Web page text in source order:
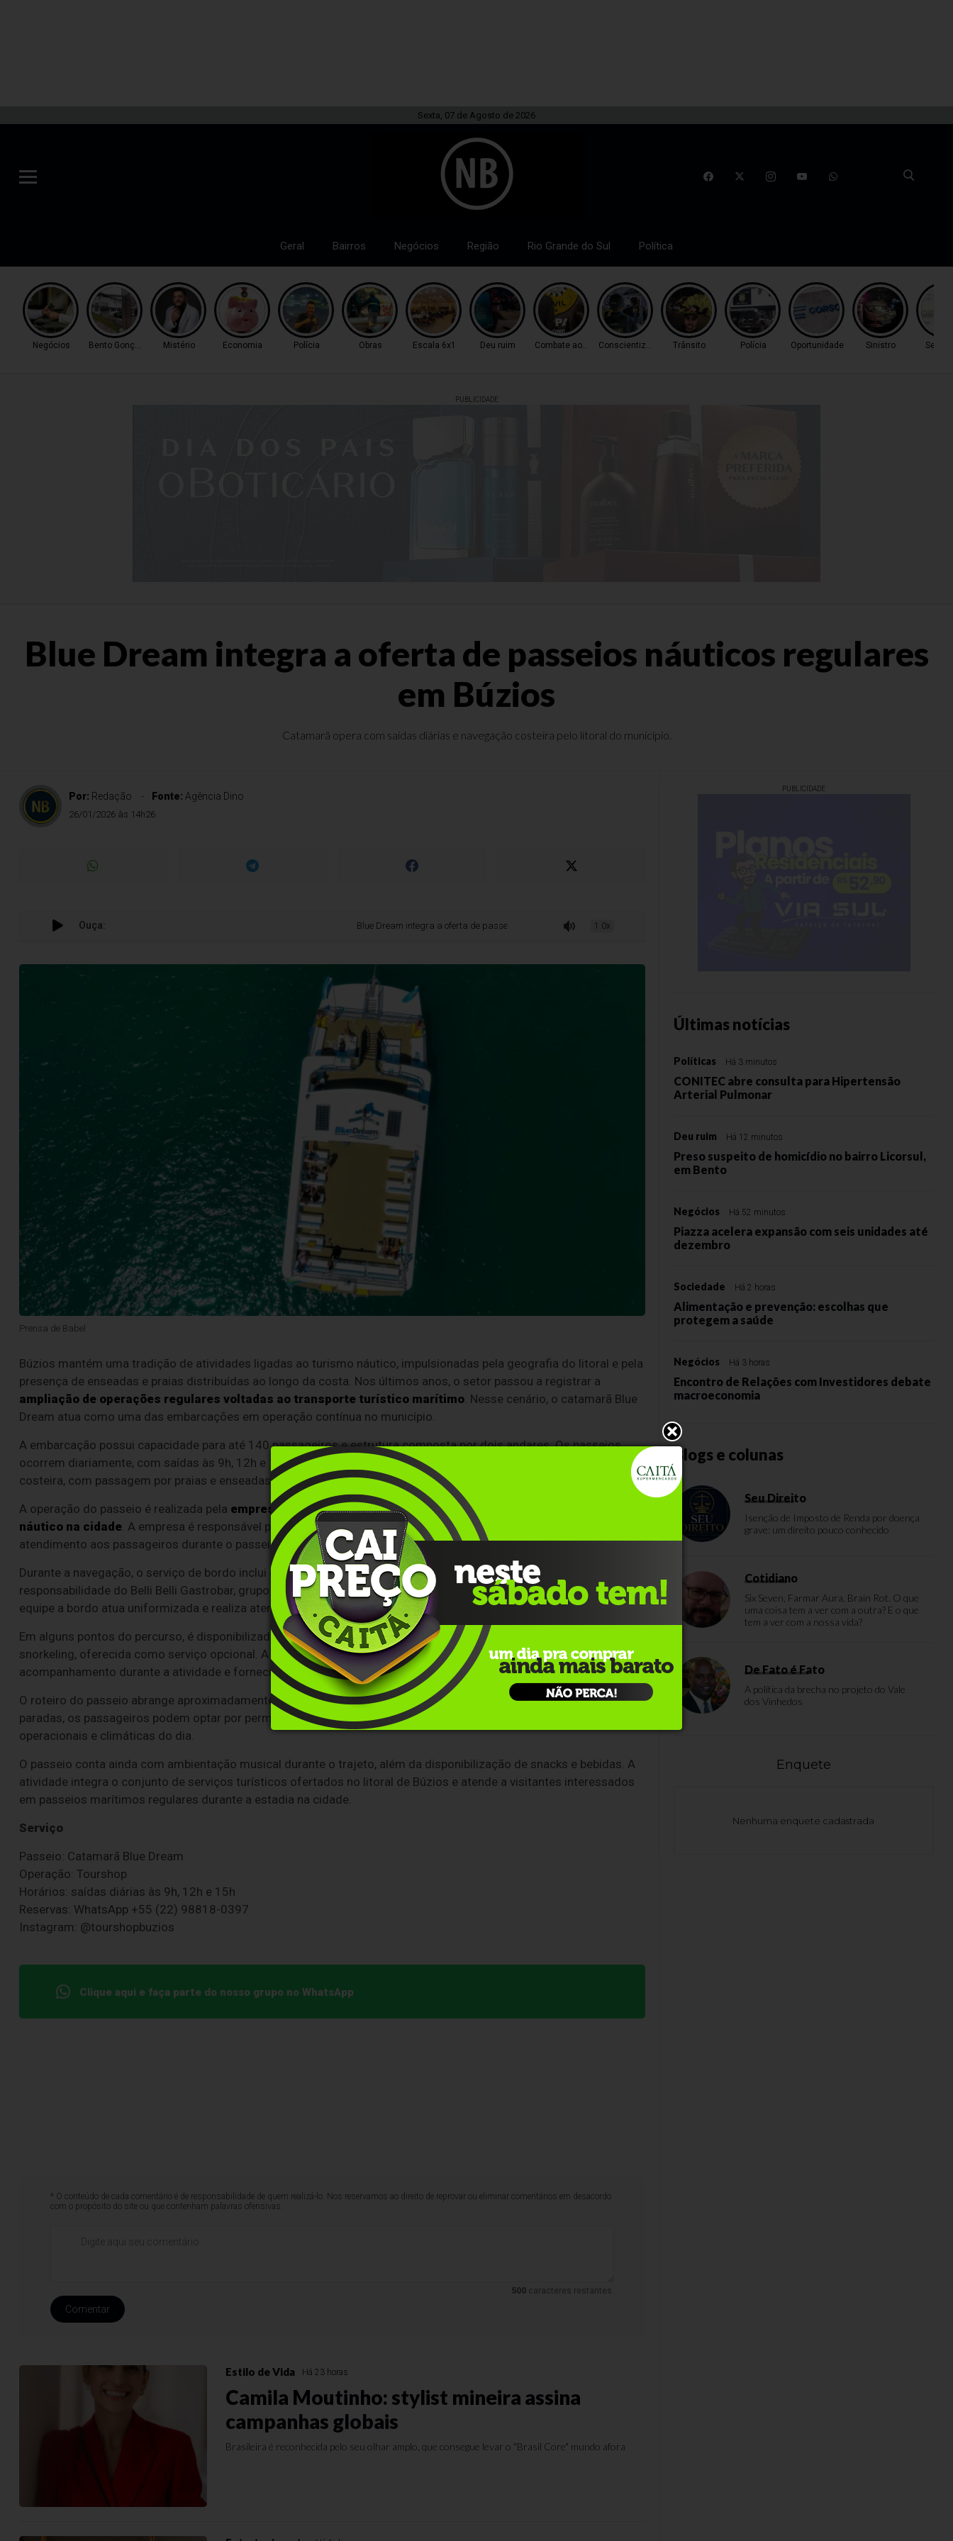
Sexta, 07 de Agosto de 2026
Geral Bairros Negócios Região Rio Grande do Sul Política
Negócios Bento Gonçalves Mistério Economia Polícia Obras Escala 6x1 Deu ruim Combate ao TráficoConscientização Trânsito Polícia Oportunidade Sinistro Seu
PUBLICIDADE
Blue Dream integra a oferta de passeios náuticos regulares
em Búzios
Catamarã opera com saídas diárias e navegação costeira pelo litoral do município.
Por: Redação Fonte: Agência Dino
26/01/2026 às 14h26
Ouça: Blue Dream integra a oferta de passeios náuticos regulares em Búzios
1.0x
Prensa de Babel
Búzios mantém uma tradição de atividades ligadas ao turismo náutico, impulsionadas pela geografia do litoral e pela
presença de enseadas e praias distribuídas ao longo da costa. Nos últimos anos, o setor passou a registrar a
ampliação de operações regulares voltadas ao transporte turístico marítimo . Nesse cenário, o catamarã Blue
Dream atua como uma das embarcações em operação contínua no município.
A embarcação possui capacidade para até 140 passageiros e estrutura composta por dois andares. Os passeios
ocorrem diariamente, com saídas às 9h, 12h e 15h, partindo do litoral de Búzios. O roteiro consiste em navegação
costeira, com passagem por praias e enseadas do município, além de paradas programadas para banho.
A operação do passeio é realizada pela empresa Tourshop, que atua no segmento de turismo receptivo e
náutico na cidade . A empresa é responsável pela organização logística do embarque, condução do trajeto e
atendimento aos passageiros durante o passeio.
Durante a navegação, o serviço de bordo inclui oferta de bebidas e alimentos, com operação do bar e da cozinha sob
responsabilidade do Belli Belli Gastrobar, grupo com estabelecimentos comerciais em funcionamento em Búzios. A
equipe a bordo atua uniformizada e realiza atendimento em três idiomas.
Em alguns pontos do percurso, é disponibilizada aos passageiros a possibilidade de participação em atividade de
snorkeling, oferecida como serviço opcional. A prática é conduzida por instrutores credenciados, com
acompanhamento durante a atividade e fornecimento de orientações de segurança.
O roteiro do passeio abrange aproximadamente 12 praias e enseadas ao longo da costa do município. Durante as
paradas, os passageiros podem optar por permanecer na embarcação ou acessar a água, conforme as condições
operacionais e climáticas do dia.
O passeio conta ainda com ambientação musical durante o trajeto, além da disponibilização de snacks e bebidas. A
atividade integra o conjunto de serviços turísticos ofertados no litoral de Búzios e atende a visitantes interessados
em passeios marítimos regulares durante a estadia na cidade.
Serviço
Passeio: Catamarã Blue Dream
Operação: Tourshop
Horários: saídas diárias às 9h, 12h e 15h
Reservas: WhatsApp +55 (22) 98818-0397
Instagram: @tourshopbuzios
Clique aqui e faça parte do nosso grupo no WhatsApp
* O conteúdo de cada comentário é de responsabilidade de quem realizá-lo. Nos reservamos ao direito de reprovar ou eliminar comentários em desacordo
com o propósito do site ou que contenham palavras ofensivas.
500caracteres restantes.
Comentar
Estilo de Vida Há 23 horas
Camila Moutinho: stylist mineira assina
campanhas globais
Brasileira é reconhecida pelo seu olhar amplo, que consegue levar o "Brasil Core" mundo afora
PUBLICIDADE
Últimas notícias
Políticas Há 3 minutos
CONITEC abre consulta para Hipertensão
Arterial Pulmonar
Deu ruim Há 12 minutos
Preso suspeito de homicídio no bairro Licorsul,
em Bento
Negócios Há 52 minutos
Piazza acelera expansão com seis unidades até
dezembro
Sociedade Há 2 horas
Alimentação e prevenção: escolhas que
protegem a saúde
Negócios Há 3 horas
Encontro de Relações com Investidores debate
macroeconomia
Blogs e colunas
Seu Direito
Isenção de Imposto de Renda por doença
grave: um direito pouco conhecido
Cotidiano
Six Seven, Farmar Aura, Brain Rot. O que
uma coisa tem a ver com a outra? E o que
tem a ver com a nossa vida?
De Fato é Fato
A política da brecha no projeto do Vale
dos Vinhedos
Enquete
Nenhuma enquete cadastrada